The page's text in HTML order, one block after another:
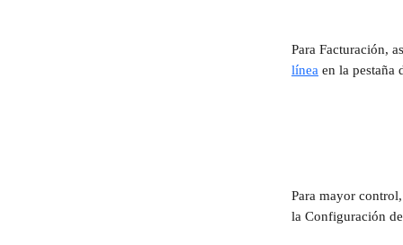
Para Facturación,
línea en la pestaña
Para mayor
la Configuración